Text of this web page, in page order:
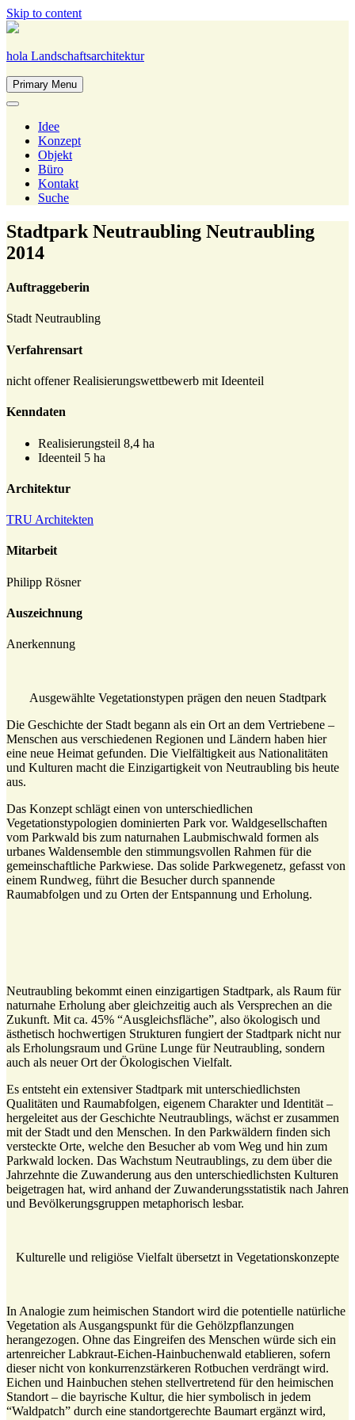
Skip to content
hola Landschaftsarchitektur
Primary Menu
Idee
Konzept
Objekt
Büro
Kontakt
Suche
Stadtpark Neutraubling Neutraubling
2014
Auftraggeberin
Stadt Neutraubling
Verfahrensart
nicht offener Realisierungswettbewerb mit Ideenteil
Kenndaten
Realisierungsteil 8,4 ha
Ideenteil 5 ha
Architektur
TRU Architekten
Mitarbeit
Philipp Rösner
Auszeichnung
Anerkennung
Ausgewählte Vegetationstypen prägen den neuen Stadtpark
Die Geschichte der Stadt begann als ein Ort an dem Vertriebene –
Menschen aus verschiedenen Regionen und Ländern haben hier
eine neue Heimat gefunden. Die Vielfältigkeit aus Nationalitäten
und Kulturen macht die Einzigartigkeit von Neutraubling bis heute
aus.
Das Konzept schlägt einen von unterschiedlichen
Vegetationstypologien dominierten Park vor. Waldgesellschaften
vom Parkwald bis zum naturnahen Laubmischwald formen als
urbanes Waldensemble den stimmungsvollen Rahmen für die
gemeinschaftliche Parkwiese. Das solide Parkwegenetz, gefasst von
einem Rundweg, führt die Besucher durch spannende
Raumabfolgen und zu Orten der Entspannung und Erholung.
Neutraubling bekommt einen einzigartigen Stadtpark, als Raum für
naturnahe Erholung aber gleichzeitig auch als Versprechen an die
Zukunft. Mit ca. 45% “Ausgleichsfläche”, also ökologisch und
ästhetisch hochwertigen Strukturen fungiert der Stadtpark nicht nur
als Erholungsraum und Grüne Lunge für Neutraubling, sondern
auch als neuer Ort der Ökologischen Vielfalt.
Es entsteht ein extensiver Stadtpark mit unterschiedlichsten
Qualitäten und Raumabfolgen, eigenem Charakter und Identität –
hergeleitet aus der Geschichte Neutraublings, wächst er zusammen
mit der Stadt und den Menschen. In den Parkwäldern finden sich
versteckte Orte, welche den Besucher ab vom Weg und hin zum
Parkwald locken. Das Wachstum Neutraublings, zu dem über die
Jahrzehnte die Zuwanderung aus den unterschiedlichsten Kulturen
beigetragen hat, wird anhand der Zuwanderungsstatistik nach Jahren
und Bevölkerungsgruppen metaphorisch lesbar.
Kulturelle und religiöse Vielfalt übersetzt in Vegetationskonzepte
In Analogie zum heimischen Standort wird die potentielle natürliche
Vegetation als Ausgangspunkt für die Gehölzpflanzungen
herangezogen. Ohne das Eingreifen des Menschen würde sich ein
artenreicher Labkraut-Eichen-Hainbuchenwald etablieren, sofern
dieser nicht von konkurrenzstärkeren Rotbuchen verdrängt wird.
Eichen und Hainbuchen stehen stellvertretend für den heimischen
Standort – die bayrische Kultur, die hier symbolisch in jedem
“Waldpatch” durch eine standortgerechte Baumart ergänzt wird,